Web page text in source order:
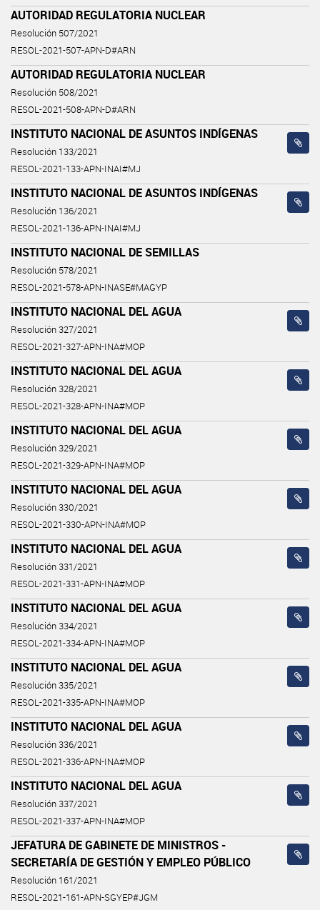
AUTORIDAD REGULATORIA NUCLEAR
Resolución 507/2021
RESOL-2021-507-APN-D#ARN
AUTORIDAD REGULATORIA NUCLEAR
Resolución 508/2021
RESOL-2021-508-APN-D#ARN
INSTITUTO NACIONAL DE ASUNTOS INDÍGENAS
Resolución 133/2021
RESOL-2021-133-APN-INAI#MJ
INSTITUTO NACIONAL DE ASUNTOS INDÍGENAS
Resolución 136/2021
RESOL-2021-136-APN-INAI#MJ
INSTITUTO NACIONAL DE SEMILLAS
Resolución 578/2021
RESOL-2021-578-APN-INASE#MAGYP
INSTITUTO NACIONAL DEL AGUA
Resolución 327/2021
RESOL-2021-327-APN-INA#MOP
INSTITUTO NACIONAL DEL AGUA
Resolución 328/2021
RESOL-2021-328-APN-INA#MOP
INSTITUTO NACIONAL DEL AGUA
Resolución 329/2021
RESOL-2021-329-APN-INA#MOP
INSTITUTO NACIONAL DEL AGUA
Resolución 330/2021
RESOL-2021-330-APN-INA#MOP
INSTITUTO NACIONAL DEL AGUA
Resolución 331/2021
RESOL-2021-331-APN-INA#MOP
INSTITUTO NACIONAL DEL AGUA
Resolución 334/2021
RESOL-2021-334-APN-INA#MOP
INSTITUTO NACIONAL DEL AGUA
Resolución 335/2021
RESOL-2021-335-APN-INA#MOP
INSTITUTO NACIONAL DEL AGUA
Resolución 336/2021
RESOL-2021-336-APN-INA#MOP
INSTITUTO NACIONAL DEL AGUA
Resolución 337/2021
RESOL-2021-337-APN-INA#MOP
JEFATURA DE GABINETE DE MINISTROS -
SECRETARÍA DE GESTIÓN Y EMPLEO PÚBLICO
Resolución 161/2021
RESOL-2021-161-APN-SGYEP#JGM